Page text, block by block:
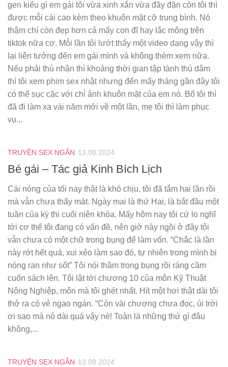
gen kiểu gì em gái tôi vừa xinh xắn vừa đầy đặn còn tôi thì
được mỗi cái cao kèm theo khuôn mặt cỡ trung bình. Nó
thậm chí còn đẹp hơn cả mấy con đĩ hay lắc mông trên
tiktok nữa cơ. Mỗi lần tôi lướt thấy một video dạng vậy thì
lại liên tưởng đến em gái mình và không thèm xem nữa.
Nếu phải thú nhận thì khoảng thời gian tập tành thủ dâm
thì tôi xem phim sex nhật nhưng đến mấy tháng gần đây tôi
có thể sục cặc với chỉ ảnh khuôn mặt của em nó. Bố tôi thì
đã đi làm xa vài năm mới về một lần, mẹ tôi thì làm phục
vụ...
TRUYỆN SEX NGẮN 13.08.2024
Bé gái – Tác giả Kinh Bích Lịch
Cái nóng của tối nay thật là khó chịu, tôi đã tắm hai lần rồi
mà vẫn chưa thấy mát. Ngày mai là thứ Hai, là bắt đầu một
tuần của kỳ thi cuối niên khóa. Mấy hôm nay tôi cứ lo nghĩ
tới cơ thể tôi đang có vấn đề, nên giờ này ngồi ở đây tôi
vẫn chưa có một chữ trong bụng để làm vốn. “Chắc là lần
này rớt hết quá, xui xẻo làm sao đó, tự nhiên trong mình bị
nóng ran như sốt” Tôi nói thầm trong bụng rồi ráng cầm
cuốn sách lên. Tôi lật tới chương 10 của môn Kỹ Thuật
Nông Nghiệp, môn mà tôi ghét nhất. Hít một hơi thật dài tôi
thở ra có vẻ ngao ngán. “Còn vài chương chưa đọc, úi trời
ơi sao mà nó dài quá vậy nè! Toàn là những thứ gì đâu
không,...
TRUYỆN SEX NGẮN 13.08.2024